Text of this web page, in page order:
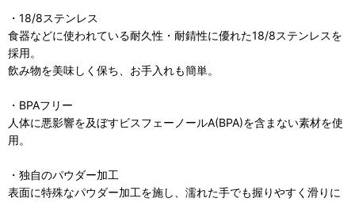
・18/8ステンレス
食器などに使われている耐久性・耐錆性に優れた18/8ステンレスを
採用。
飲み物を美味しく保ち、お手入れも簡単。
・BPAフリー
人体に悪影響を及ぼすビスフェーノールA(BPA)を含まない素材を使
用。
・独自のパウダー加工
表面に特殊なパウダー加工を施し、濡れた手でも握りやすく滑りに